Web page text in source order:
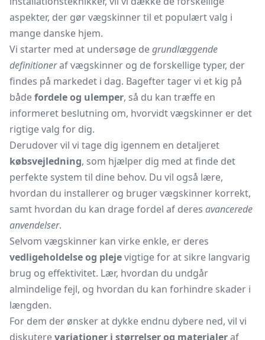
aspekter, der gør vægskinner til et populært valg i
mange danske hjem.
Vi starter med at undersøge degrundlæggende
definitioneraf vægskinner og de forskellige typer, der
findes på markedet i dag. Bagefter tager vi et kig på
bådefordele og ulemper, så du kan træffe en
informeret beslutning om, hvorvidt vægskinner er det
rigtige valg for dig.
Derudover vil vi tage dig igennem en detaljeret
købsvejledning, som hjælper dig med at finde det
perfekte system til dine behov. Du vil også lære,
hvordan du installerer og bruger vægskinner korrekt,
samt hvordan du kan drage fordel af deres avancerede
anvendelser.
Selvom vægskinner kan virke enkle, er deres
vedligeholdelse og plejevigtige for at sikre langvarig
brug og effektivitet. Lær, hvordan du undgår
almindelige fejl, og hvordan du kan forhindre skader i
længden.
For dem der ønsker at dykke endnu dybere ned, vil vi
diskuterevariationer i størrelser og materialeraf